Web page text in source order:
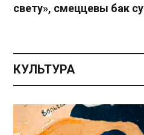
свету», смеццевы бак
КУЛЬТУРА